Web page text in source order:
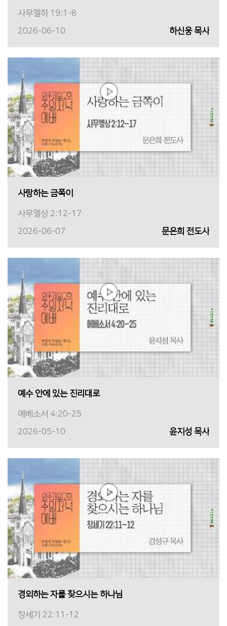
사무엘하 19:1-8
2026-06-10
하신웅 목사
사랑하는 금쪽이
사무엘상 2:12-17
2026-06-07
문은희 전도사
예수 안에 있는 진리대로
에베소서 4:20-25
2026-05-10
윤지성 목사
경외하는 자를 찾으시는 하나님
창세기 22:11-12